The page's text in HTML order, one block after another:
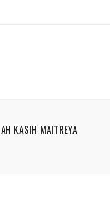
KASIH MAITREYA